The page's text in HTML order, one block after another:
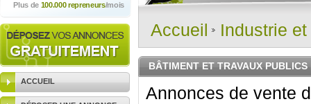
Plus de 100.000 repreneurs/mois
ACCUEIL
Consulter gratuitementles
vendre.
Et/ou déposergratuitement
RECHERCHER UNE
ANNONCE
Accueil Industrie
BÂTIMENT ET TRAVAUX
Annonces de vente